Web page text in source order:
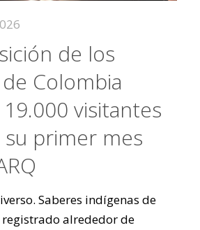
de los
Colombia
visitantes
primer mes
Saberes indígenas de
registrado alrededor de